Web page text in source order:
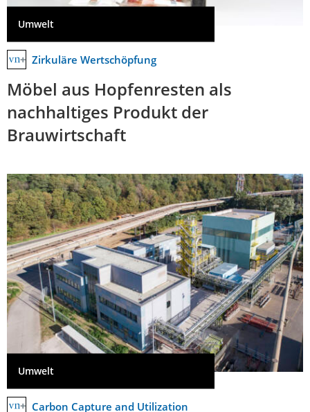
Umwelt
Zirkuläre Wertschöpfung
Möbel aus Hopfenresten als
nachhaltiges Produkt der
Brauwirtschaft
Umwelt
Carbon Capture and Utilization